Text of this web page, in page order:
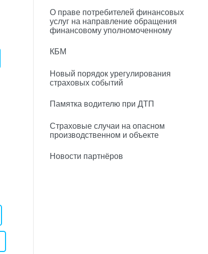
О праве потребителей финансовых
услуг на направление обращения
финансовому уполномоченному
КБМ
Новый порядок урегулирования
страховых событий
Памятка водителю при ДТП
Страховые случаи на опасном
производственном и объекте
Новости партнёров